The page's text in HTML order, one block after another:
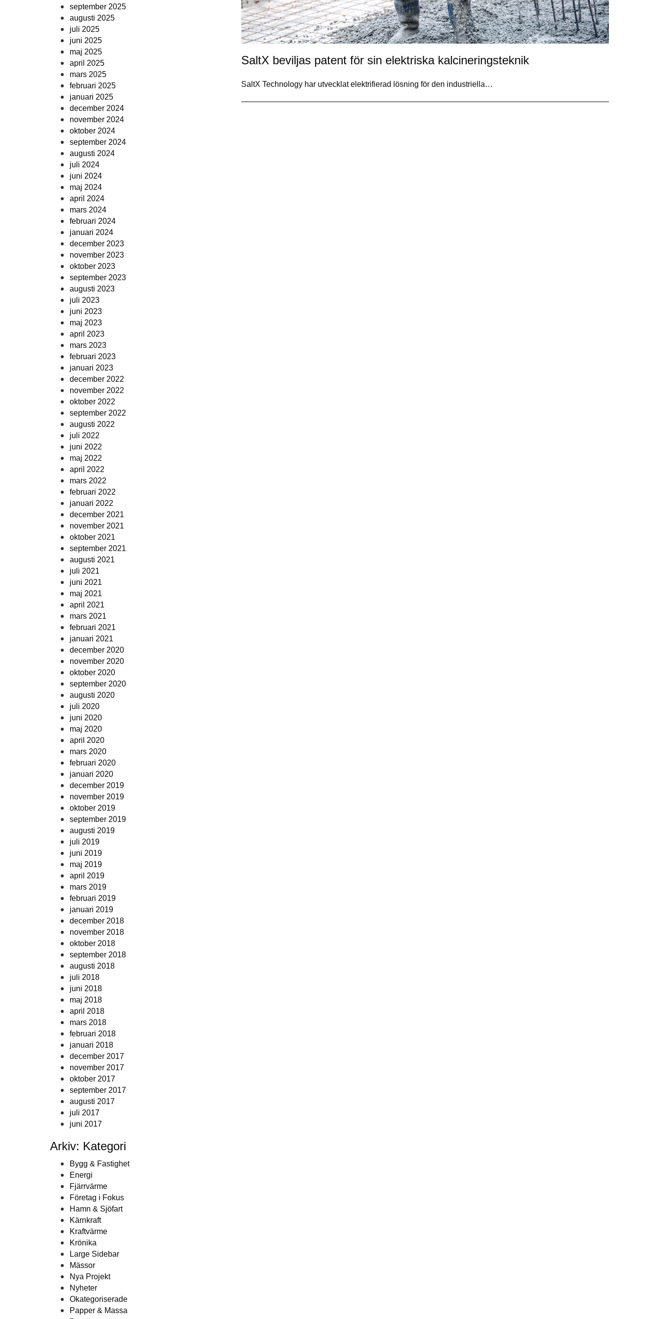
september 2025
augusti 2025
juli 2025
juni 2025
maj 2025
april 2025
mars 2025
februari 2025
januari 2025
december 2024
november 2024
oktober 2024
september 2024
augusti 2024
juli 2024
juni 2024
maj 2024
april 2024
mars 2024
februari 2024
januari 2024
december 2023
november 2023
oktober 2023
september 2023
augusti 2023
juli 2023
juni 2023
maj 2023
april 2023
mars 2023
februari 2023
januari 2023
december 2022
november 2022
oktober 2022
september 2022
augusti 2022
juli 2022
juni 2022
maj 2022
april 2022
mars 2022
februari 2022
januari 2022
december 2021
november 2021
oktober 2021
september 2021
augusti 2021
juli 2021
juni 2021
maj 2021
april 2021
mars 2021
februari 2021
januari 2021
december 2020
november 2020
oktober 2020
september 2020
augusti 2020
juli 2020
juni 2020
maj 2020
april 2020
mars 2020
februari 2020
januari 2020
december 2019
november 2019
oktober 2019
september 2019
augusti 2019
juli 2019
juni 2019
maj 2019
april 2019
mars 2019
februari 2019
januari 2019
december 2018
november 2018
oktober 2018
september 2018
augusti 2018
juli 2018
juni 2018
maj 2018
april 2018
mars 2018
februari 2018
januari 2018
december 2017
november 2017
oktober 2017
september 2017
augusti 2017
juli 2017
juni 2017
Arkiv: Kategori
Bygg & Fastighet
Energi
Fjärrvärme
Företag i Fokus
Hamn & Sjöfart
Kärnkraft
Kraftvärme
Krönika
Large Sidebar
Mässor
Nya Projekt
Nyheter
Okategoriserade
Papper & Massa
SaltX beviljas patent för sin elektriska kalcineringsteknik
SaltX Technology har utvecklat elektrifierad lösning för den industriella…